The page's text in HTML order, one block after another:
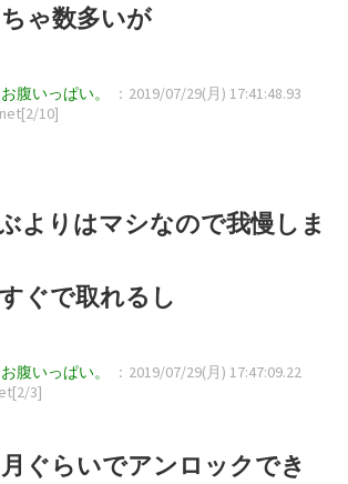
ゃ数多いが
腹いっぱい。
：2019/07/29(月) 17:41:48.93
10]
よりはマシなので我慢しま
ぐで取れるし
腹いっぱい。
：2019/07/29(月) 17:47:09.22
3]
ぐらいでアンロックでき